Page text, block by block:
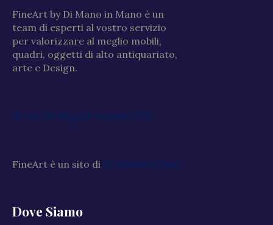
FineArt by Di Mano in Mano è un
team di esperti al vostro servizio
per valorizzare al meglio mobili,
quadri, oggetti di alto antiquariato,
arte e Design.
Go to the English website 🇬🇧
FineArt è un sito di Di Mano in Mano
Dove Siamo